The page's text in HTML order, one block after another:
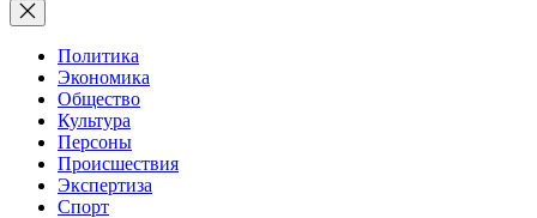
Политика
Экономика
Общество
Культура
Персоны
Происшествия
Экспертиза
Спорт